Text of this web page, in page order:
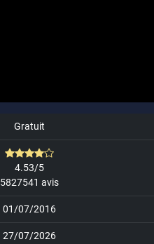
Gratuit
4.53/5
5827541 avis
01/07/2016
27/07/2026